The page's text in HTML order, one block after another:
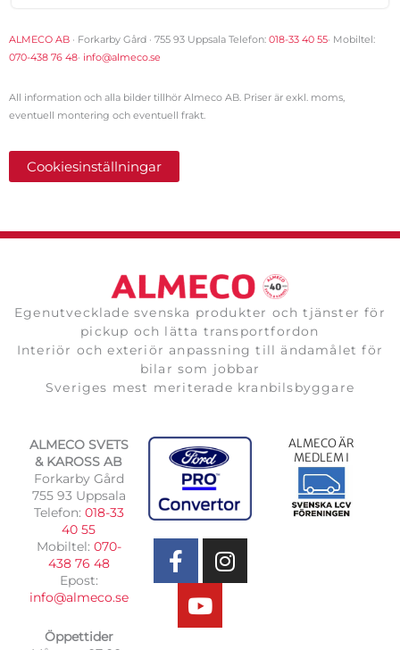
ALMECO AB · Forkarby Gård · 755 93 Uppsala Telefon: 018-33 40 55· Mobiltel:
070-438 76 48· info@almeco.se
All information och alla bilder tillhör Almeco AB. Priser är exkl. moms,
eventuell montering och eventuell frakt.
Cookiesinställningar
Egenutvecklade svenska produkter och tjänster för
pickup och lätta transportfordon
Interiör och exteriör anpassning till ändamålet för
bilar som jobbar
Sveriges mest meriterade kranbilsbyggare
ALMECO SVETS
& KAROSS AB
Forkarby Gård
755 93 Uppsala
Telefon: 018-33
40 55
Mobiltel: 070-
438 76 48
Epost:
info@almeco.se
Öppettider
a
c
b
n
s
t
u
ALMECO ÄR
MEDLEM I